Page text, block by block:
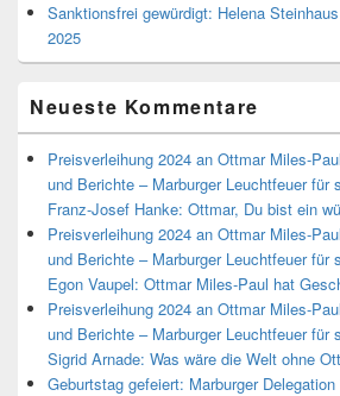
Sanktionsfrei gewürdigt: Helena
2025
Neueste Kommentare
Preisverleihung 2024 an Ottmar Miles-
und Berichte – Marburger Leuchtfeuer für
Franz-Josef Hanke: Ottmar, Du bist ein
Preisverleihung 2024 an Ottmar Miles-
und Berichte – Marburger Leuchtfeuer für
Egon Vaupel: Ottmar Miles-Paul hat
Preisverleihung 2024 an Ottmar Miles-
und Berichte – Marburger Leuchtfeuer für
Sigrid Arnade: Was wäre die Welt ohne
Geburtstag gefeiert: Marburger